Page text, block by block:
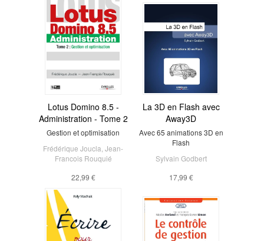
Lotus Domino 8.5 -
Administration - Tome 2
Gestion et optimisation
Frédérique Joucla Jean-
Francois Rouquié
22,99 €
La 3D en Flash avec
Away3D
Avec 65 animations 3D en
Flash
Sylvain Godbert
17,99 €